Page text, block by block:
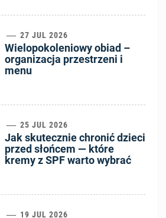
27 JUL 2026
Wielopokoleniowy obiad –
organizacja przestrzeni i
menu
25 JUL 2026
Jak skutecznie chronić dzieci
przed słońcem — które
kremy z SPF warto wybrać
19 JUL 2026